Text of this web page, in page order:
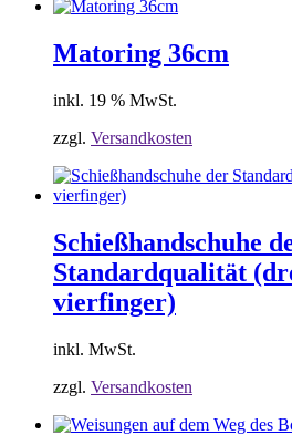
Matoring 36cm
inkl. 19 % MwSt.
zzgl. Versandkosten
Schießhandschuhe
Standardqualität
vierfinger)
inkl. MwSt.
zzgl. Versandkosten